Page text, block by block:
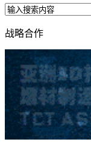
战略合作